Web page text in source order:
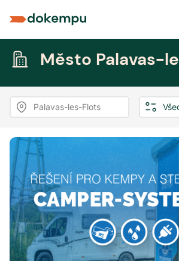
Město Palavas-
Palavas-les-Flots